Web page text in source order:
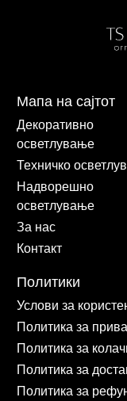
Мапа на сајтот
Декоративно
осветлување
Техничко
Надворешно
осветлување
За нас
Контакт
Политики
Услови за
Политика за
Политика за
Политика за
Политика за